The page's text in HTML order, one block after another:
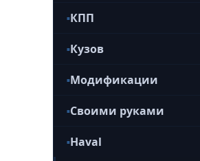
КПП
Кузов
Модификации
Своими руками
Haval